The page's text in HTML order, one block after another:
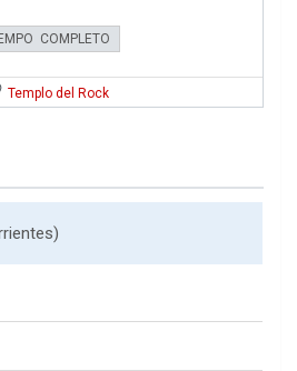
COMPLETO
Templo del Rock